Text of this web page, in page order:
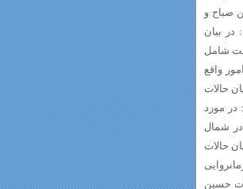
صباح و
در بیان
شامل
واقع
حالات
در مورد
در شمال
حالات
حسین